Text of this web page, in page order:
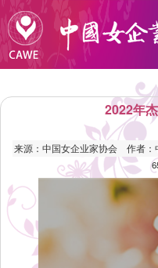
2022年
来源： 中国女企业家协会作者：